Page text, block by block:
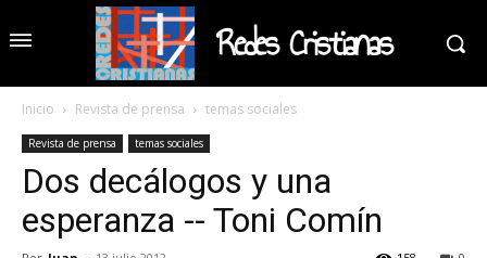
Redes Cristianas
Inicio Revista de prensa temas sociales
Revista de prensa temas sociales
Dos decálogos y una
esperanza -- Toni Comín